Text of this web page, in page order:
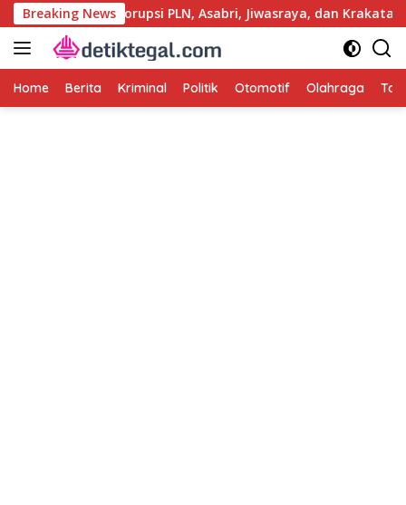
Langsung
ke
konten
Breaking News
Usut Kasus Korupsi PLN, Asabri, Jiwasraya, dan Krakatau
Home Berita Kriminal Politik Otomotif Olahraga